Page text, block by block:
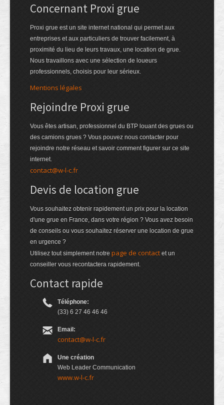
Concernant Proxi grue
Proxi grue est un site internet national qui permet aux
entreprises et aux particuliers de trouver facilement, à
proximité du lieu de leurs travaux, une location de grue.
Nous travaillons avec une sélection de loueurs
professionnels, choisis pour leur sérieux.
Mentions légales
Rejoindre Proxi grue
Vous êtes artisan, professionnel du BTP louant des grues ou
des camions grues ? Vous pouvez nous contacter pour
rejoindre notre réseau et savoir comment figurer sur ce site
internet.
contact@w-l-c.fr
Devis de location grue
Vous souhaitez obtenir rapidement un prix pour la location
d'une grue en France, dans votre région ? Vous avez besoin
de conseils ou vous souhaitez réserver une location de grue
en urgence ?
Utilisez tout simplement notre page de contact et un
conseiller vous recontactera rapidement.
Contact rapide
Téléphone:
(33) 6 27 46 46 46
Email:
contact@w-l-c.fr
Une création
Web Leader Communication
www.w-l-c.fr